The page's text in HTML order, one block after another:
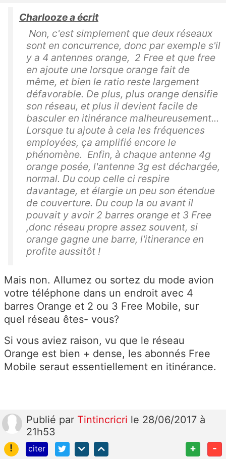
Charlooze a écrit
Non, c'est simplement que deux réseaux
sont en concurrence, donc par exemple s'il
y a 4 antennes orange, 2 Free et que free
en ajoute une lorsque orange fait de
même, et bien le ratio reste largement
défavorable. De plus, plus orange densifie
son réseau, et plus il devient facile de
basculer en itinérance malheureusement...
Lorsque tu ajoute à cela les fréquences
employées, ça amplifié encore le
phénomène. Enfin, à chaque antenne 4g
orange posée, l'antenne 3g est déchargée,
normal. Du coup celle ci respire
davantage, et élargie un peu son étendue
de couverture. Du coup la ou avant il
pouvait y avoir 2 barres orange et 3 Free
,donc réseau propre assez souvent, si
orange gagne une barre, l'itinerance en
profite aussitôt !
Mais non. Allumez ou sortez du mode avion
votre téléphone dans un endroit avec 4
barres Orange et 2 ou 3 Free Mobile, sur
quel réseau êtes- vous?
Si vous aviez raison, vu que le réseau
Orange est bien + dense, les abonnés Free
Mobile seraut essentiellement en itinérance.
Publié par Tintincricri le 28/06/2017 à
21h53
!
citer + -